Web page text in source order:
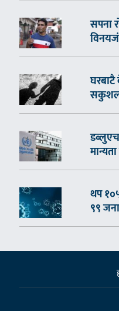
सपना
घरबाटै
सकुशल
मान्यता
थप
९९